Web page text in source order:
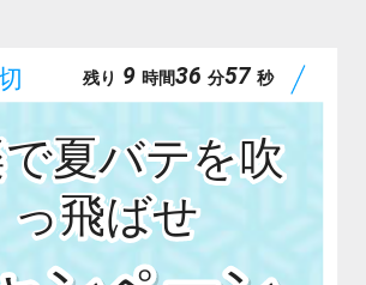
夏バテを吹
っ飛ばせ
残り 9 時間36 分56 秒